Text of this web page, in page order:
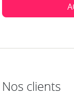
Nos clients